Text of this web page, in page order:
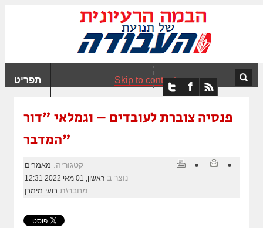
תפריט Skip to content
פנסיה צוברת לעובדים – וגמלאי "דור
המדבר"
קטגוריה: מאמרים
נוצר ב ראשון, 01 מאי 2022 12:31
מחבר\ת רועי מימרן